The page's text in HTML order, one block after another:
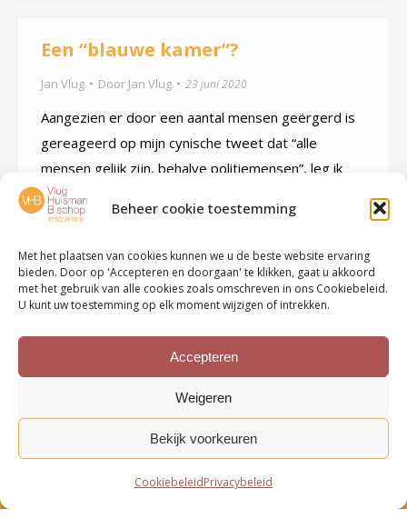
Beheer cookie toestemming
Met het plaatsen van cookies kunnen we u de beste website ervaring
bieden. Door op 'Accepteren en doorgaan' te klikken, gaat u akkoord
met het gebruik van alle cookies zoals omschreven in ons Cookiebeleid.
U kunt uw toestemming op elk moment wijzigen of intrekken.
Accepteren
Weigeren
Bekijk voorkeuren
CookiebeleidPrivacybeleid
Een “blauwe kamer”?
Jan Vlug Door Jan Vlug 23 juni 2020
Aangezien er door een aantal mensen geërgerd is
gereageerd op mijn cynische tweet dat “alle
mensen gelijk zijn, behalve politiemensen”, leg ik
hieronder wat genuanceerder uit wat ik bedoel. Ik
heb bezwaren tegen een speciale kamer bij de
politiemensen overmatig geweld hebben gebruikt,
gaat behandelen. Aanzienlijk meer bezwaren heb…
1 2